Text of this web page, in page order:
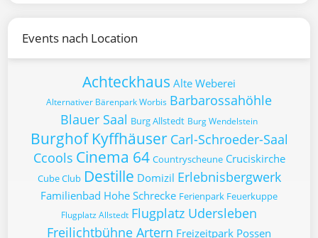
Events nach Location
Achteckhaus Alte Weberei
Alternativer Bärenpark Worbis Barbarossahöhle
Blauer Saal Burg Allstedt Burg Wendelstein
Burghof Kyffhäuser Carl-Schroeder-Saal
Ccools Cinema 64 Countryscheune Cruciskirche
Cube Club Destille Domizil Erlebnisbergwerk
Familienbad Hohe Schrecke Ferienpark Feuerkuppe
Flugplatz Allstedt Flugplatz Udersleben
Freilichtbühne Artern Freizeitpark Possen